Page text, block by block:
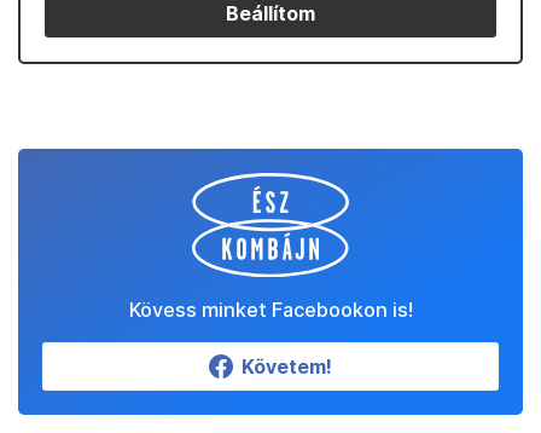
Beállítom
Kövess minket Facebookon is!
Követem!